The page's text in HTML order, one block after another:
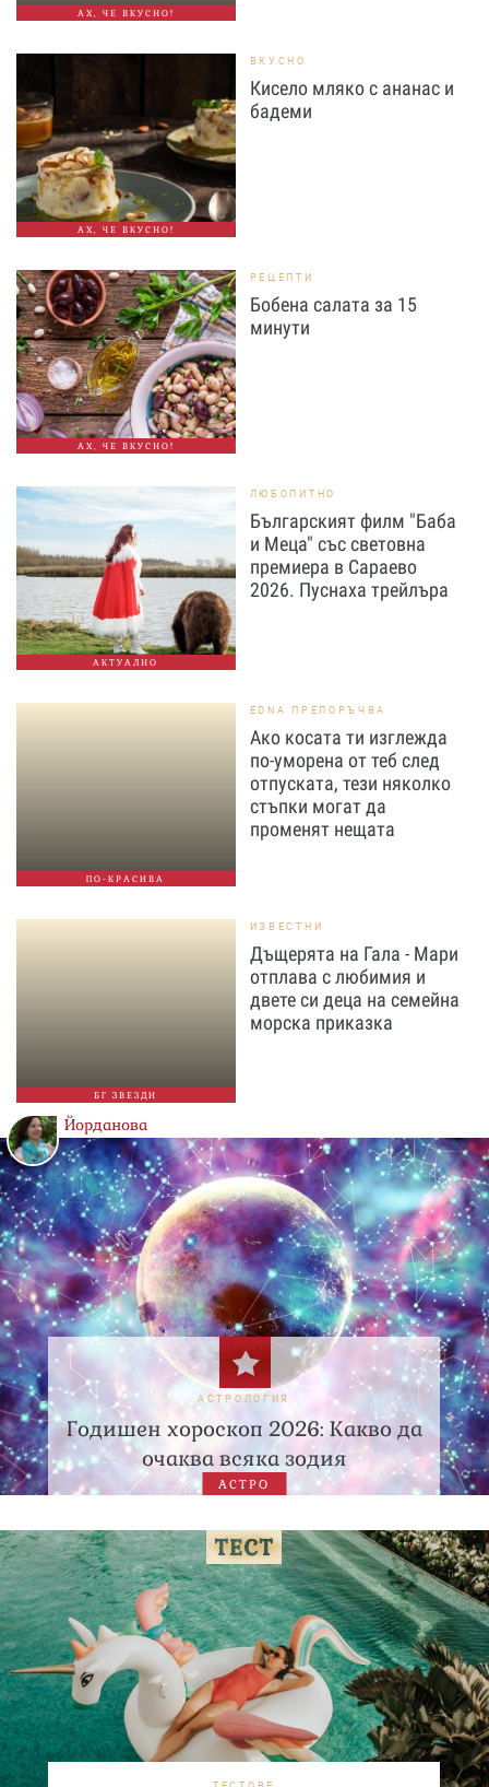
АХ, ЧЕ ВКУСНО!
АХ, ЧЕ ВКУСНО!
ВКУСНО
Кисело мляко с ананас и
бадеми
АХ, ЧЕ ВКУСНО!
РЕЦЕПТИ
Бобена салата за 15
минути
АКТУАЛНО
ЛЮБОПИТНО
Българският филм "Баба
и Меца" със световна
премиера в Сараево
2026. Пуснаха трейлъра
ПО-КРАСИВА
EDNA ПРЕПОРЪЧВА
Ако косата ти изглежда
по-уморена от теб след
отпуската, тези няколко
стъпки могат да
променят нещата
БГ ЗВЕЗДИ
ИЗВЕСТНИ
Дъщерята на Гала - Мари
отплава с любимия и
двете си деца на семейна
морска приказка
Йорданова
АСТРОЛОГИЯ
Годишен хороскоп 2026: Какво да
очаква всяка зодия
АСТРО